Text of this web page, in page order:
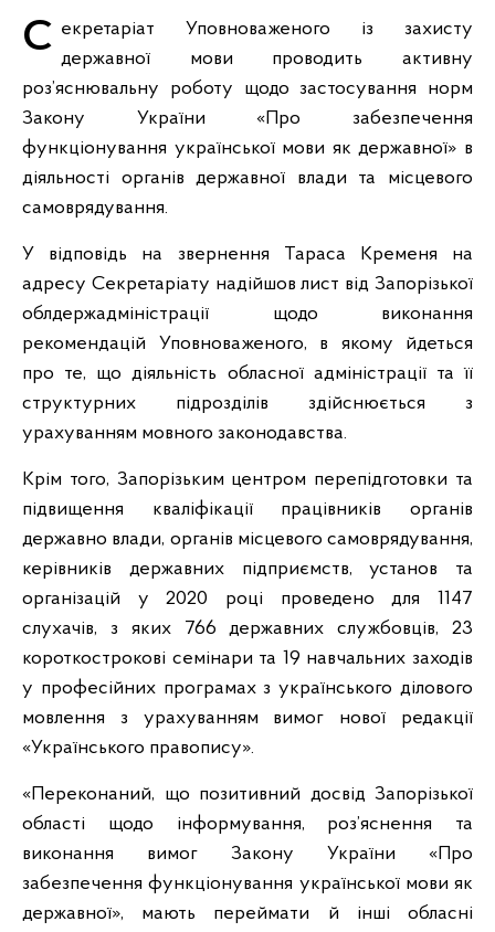
Секретаріат Уповноваженого із захисту державної мови проводить активну
роз’яснювальну роботу щодо застосування норм
Закону України «Про забезпечення
функціонування української мови як державної» в
діяльності органів державної влади та місцевого
самоврядування.
У відповідь на звернення Тараса Кременя на
адресу Секретаріату надійшов лист від Запорізької
облдержадміністрації щодо виконання
рекомендацій Уповноваженого, в якому йдеться
про те, що діяльність обласної адміністрації та її
структурних підрозділів здійснюється з
урахуванням мовного законодавства.
Крім того, Запорізьким центром перепідготовки та
підвищення кваліфікації працівників органів
державно влади, органів місцевого самоврядування,
керівників державних підприємств, установ та
організацій у 2020 році проведено для 1147
слухачів, з яких 766 державних службовців, 23
короткострокові семінари та 19 навчальних заходів
у професійних програмах з українського ділового
мовлення з урахуванням вимог нової редакції
«Українського правопису».
«Переконаний, що позитивний досвід Запорізької
області щодо інформування, роз’яснення та
виконання вимог Закону України «Про
забезпечення функціонування української мови як
державної», мають переймати й інші обласні